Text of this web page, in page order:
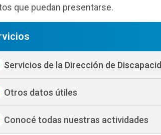
que puedan presentarse.
Servicios de la Dirección de
Otros datos útiles
Conocé todas nuestras actividades